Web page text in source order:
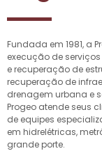
Fundada em 1981, a
execução de
e recuperação de
recuperação de
drenagem urbana e
Progeo atende seus
de equipes
em hidrelétricas,
grande porte.